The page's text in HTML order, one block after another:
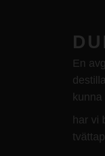
En
har vi